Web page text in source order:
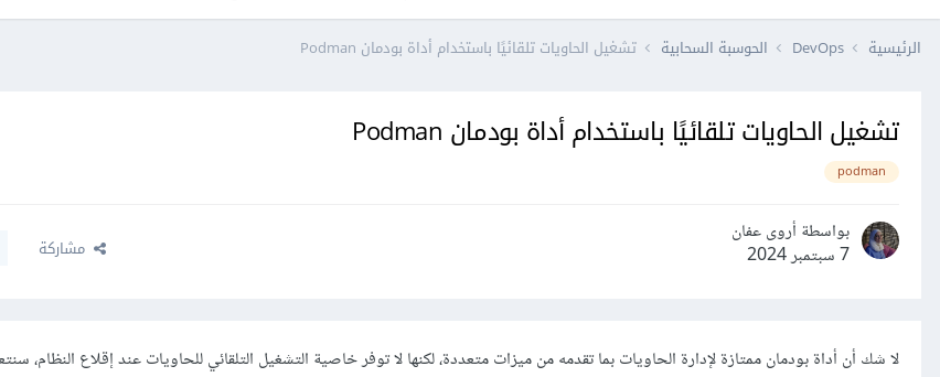
الرئيسية DevOps الحوسبة السحابية تشغيل الحاويات تلقائيًا باستخدام أداة بودمان Podman
تشغيل الحاويات تلقائيًا باستخدام أداة بودمان Podman
podman
بواسطة أروى عفان
7 سبتمبر 2024
مشاركة
لا شك أن أداة بودمان ممتازة لإدارة الحاويات بما تقدمه من ميزات متعددة، لكنها لا توفر خاصية التشغيل التلقائي للحاويات عند إقلاع النظام،